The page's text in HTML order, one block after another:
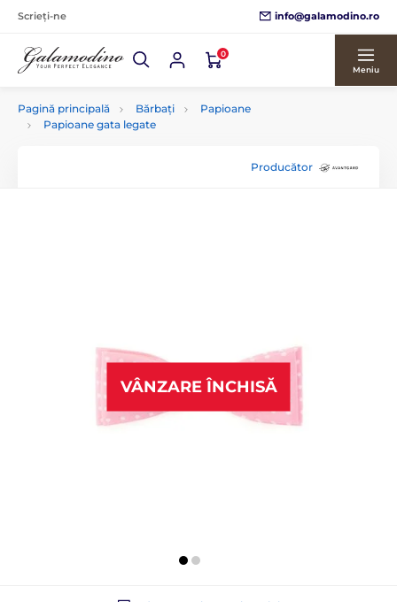
Scrieți-ne info@galamodino.ro
0
Meniu
Pagină principală Bărbați
Papioane
Papioane gata legate
Producător
VÂNZARE ÎNCHISĂ